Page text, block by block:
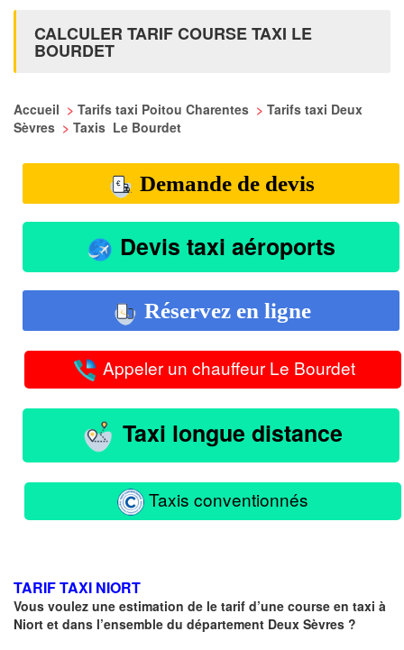
CALCULER TARIF COURSE TAXI LE
BOURDET
Accueil > Tarifs taxi Poitou Charentes > Tarifs taxi Deux
Sèvres > Taxis Le Bourdet
Demande de devis
Devis taxi aéroports
Réservez en ligne
Appeler un chauffeur Le Bourdet
Taxi longue distance
Taxis conventionnés
TARIF TAXI NIORT
Vous voulez une estimation de le tarif d’une course en taxi à
Niort et dans l’ensemble du département Deux Sèvres ?